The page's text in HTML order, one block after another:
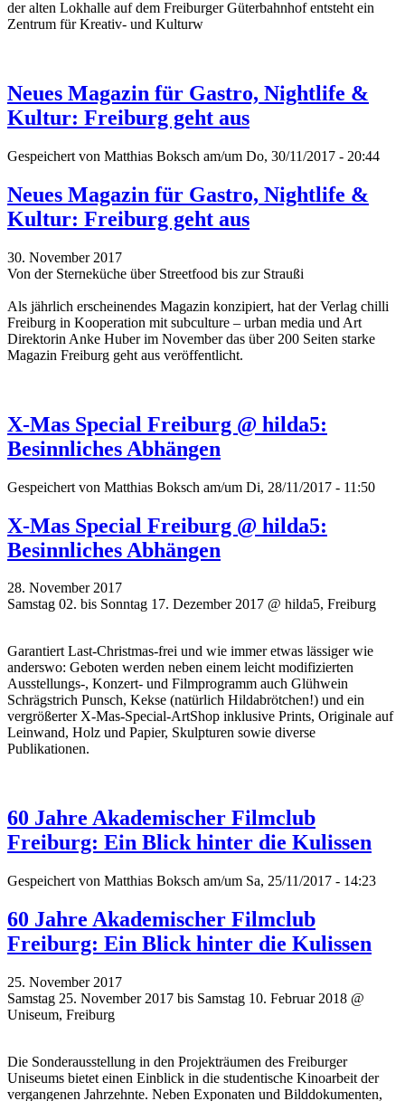
der alten Lokhalle auf dem Freiburger Güterbahnhof entsteht ein
Zentrum für Kreativ- und Kulturw
Neues Magazin für Gastro, Nightlife &
Kultur: Freiburg geht aus
Gespeichert von Matthias Boksch am/um Do, 30/11/2017 - 20:44
Neues Magazin für Gastro, Nightlife &
Kultur: Freiburg geht aus
30. November 2017
Von der Sterneküche über Streetfood bis zur Straußi
Als jährlich erscheinendes Magazin konzipiert, hat der Verlag chilli
Freiburg in Kooperation mit subculture – urban media und Art
Direktorin Anke Huber im November das über 200 Seiten starke
Magazin Freiburg geht aus veröffentlicht.
X-Mas Special Freiburg @ hilda5:
Besinnliches Abhängen
Gespeichert von Matthias Boksch am/um Di, 28/11/2017 - 11:50
X-Mas Special Freiburg @ hilda5:
Besinnliches Abhängen
28. November 2017
Samstag 02. bis Sonntag 17. Dezember 2017 @ hilda5, Freiburg
Garantiert Last-Christmas-frei und wie immer etwas lässiger wie
anderswo: Geboten werden neben einem leicht modifizierten
Ausstellungs-, Konzert- und Filmprogramm auch Glühwein
Schrägstrich Punsch, Kekse (natürlich Hildabrötchen!) und ein
vergrößerter X-Mas-Special-ArtShop inklusive Prints, Originale auf
Leinwand, Holz und Papier, Skulpturen sowie diverse
Publikationen.
60 Jahre Akademischer Filmclub
Freiburg: Ein Blick hinter die Kulissen
Gespeichert von Matthias Boksch am/um Sa, 25/11/2017 - 14:23
60 Jahre Akademischer Filmclub
Freiburg: Ein Blick hinter die Kulissen
25. November 2017
Samstag 25. November 2017 bis Samstag 10. Februar 2018 @
Uniseum, Freiburg
Die Sonderausstellung in den Projekträumen des Freiburger
Uniseums bietet einen Einblick in die studentische Kinoarbeit der
vergangenen Jahrzehnte. Neben Exponaten und Bilddokumenten,